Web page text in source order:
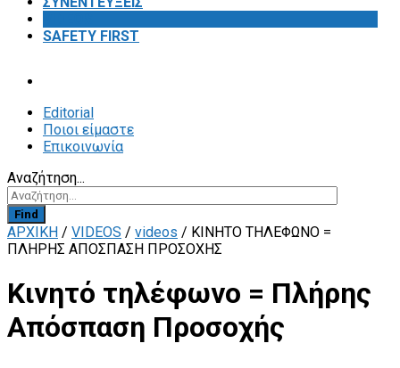
SAFETY FIRST
Editorial
Ποιοι είμαστε
Επικοινωνία
Αναζήτηση...
Find
ΑΡΧΙΚΗ / VIDEOS / videos / ΚΙΝΗΤΌ ΤΗΛΈΦΩΝΟ =
ΠΛΉΡΗΣ ΑΠΌΣΠΑΣΗ ΠΡΟΣΟΧΉΣ
Κινητό τηλέφωνο = Πλήρης
Απόσπαση Προσοχής